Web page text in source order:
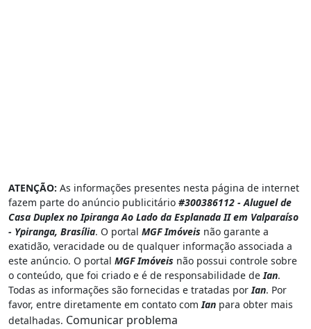
ATENÇÃO: As informações presentes nesta página de internet
fazem parte do anúncio publicitário #300386112 - Aluguel de
Casa Duplex no Ipiranga Ao Lado da Esplanada II em Valparaíso
- Ypiranga, Brasília. O portal MGF Imóveis não garante a
exatidão, veracidade ou de qualquer informação associada a
este anúncio. O portal MGF Imóveis não possui controle sobre
o conteúdo, que foi criado e é de responsabilidade deIan.
Todas as informações são fornecidas e tratadas porIan. Por
favor, entre diretamente em contato comIan para obter mais
detalhadas. Comunicar problema